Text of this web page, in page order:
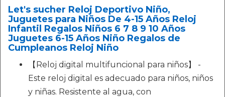
Let's sucher Reloj Deportivo Niño,
Juguetes para Niños De 4-15 Años Reloj
Infantil Regalos Niños 6 7 8 9 10 Años
Juguetes 6-15 Años Niño Regalos de
Cumpleanos Reloj Niño
【Reloj digital multifuncional para niños】 -
Este reloj digital es adecuado para niños, niños
y niñas. Resistente al agua, con